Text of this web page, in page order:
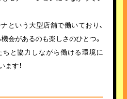
という大型店舗で働いており、
会があるのも楽しさのひとつ。
ちと協力しながら働ける環境に
ます！